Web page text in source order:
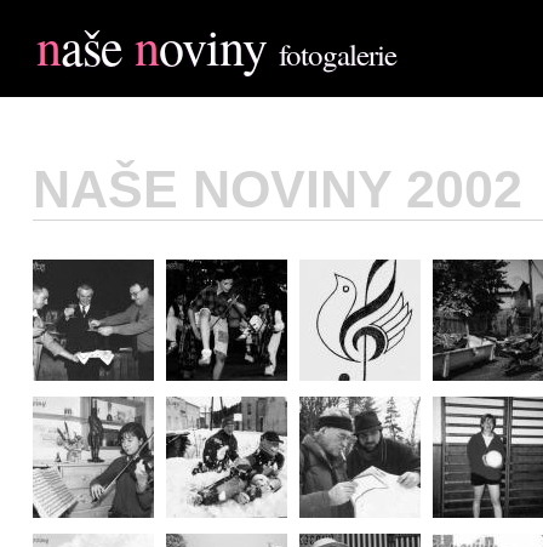
našenoviny fotogalerie
NAŠE NOVINY 2002